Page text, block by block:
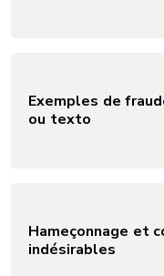
Exemples de
ou texto
Hameçonnage et
indésirables